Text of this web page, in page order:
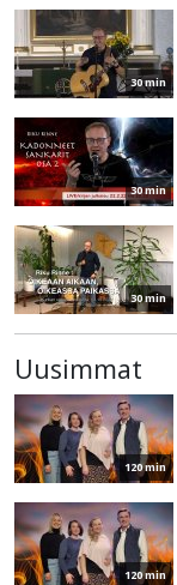
30 min
30 min
30 min
Uusimmat
120 min
120 min